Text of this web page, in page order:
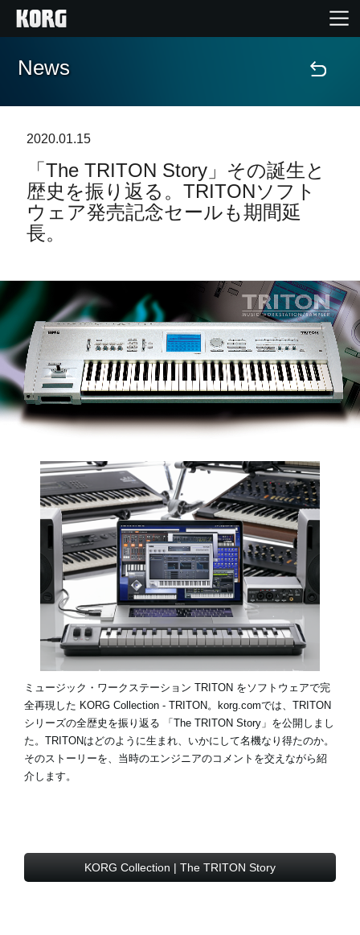
Home
Import Products
Features
Support
Store Locator
News
Social Media
About KORG
News
2020.01.15
「The TRITON Story」その誕生と
歴史を振り返る。TRITONソフト
ウェア発売記念セールも期間延
長。
ミュージック・ワークステーション TRITON をソフトウェアで完
全再現した KORG Collection - TRITON。korg.comでは、TRITON
シリーズの全歴史を振り返る
「The TRITON Story」 を公開しまし
た。TRITONはどのように生まれ、いかにして名機なり得たのか。
そのストーリーを、当時のエンジニアのコメントを交えながら紹
介します。
KORG Collection | The TRITON Story